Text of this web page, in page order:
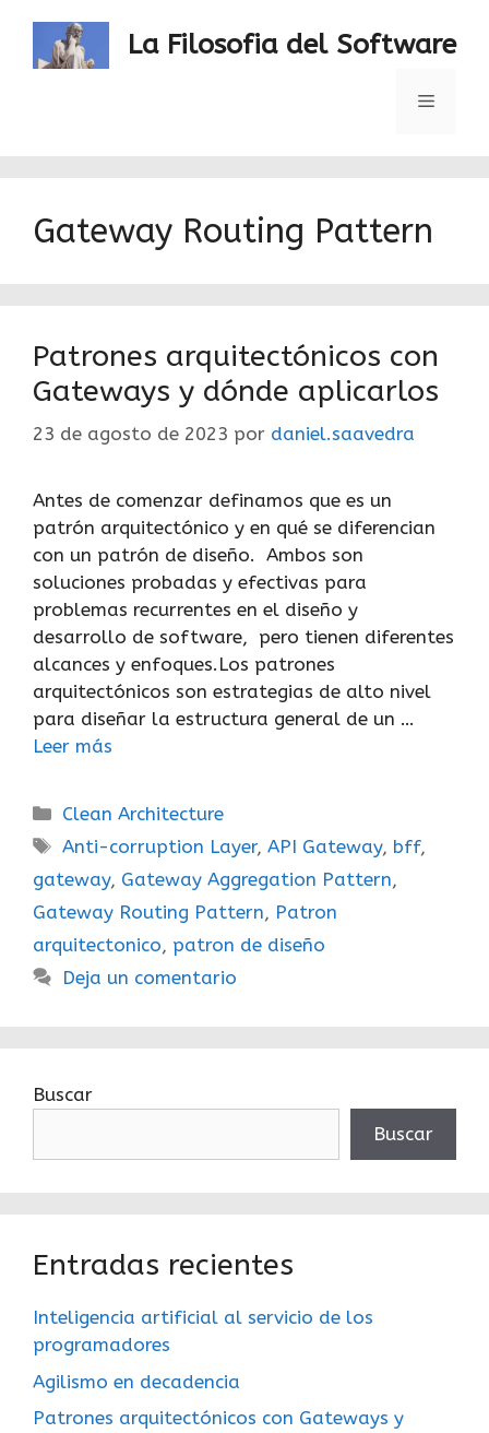
contenido
La Filosofia del Software
Menú
Gateway Routing Pattern
Patrones arquitectónicos con
Gateways y dónde aplicarlos
23 de agosto de 2023 por daniel.saavedra
Antes de comenzar definamos que es un
patrón arquitectónico y en qué se diferencian
con un patrón de diseño. Ambos son
soluciones probadas y efectivas para
problemas recurrentes en el diseño y
desarrollo de software, pero tienen diferentes
alcances y enfoques.Los patrones
arquitectónicos son estrategias de alto nivel
para diseñar la estructura general de un …
Leer más
Categorías
Clean Architecture
Etiquetas
Anti-corruption Layer,API Gateway, bff,
gateway, Gateway Aggregation Pattern,
Gateway Routing Pattern, Patron
arquitectonico, patron de diseño
Deja un comentario
Buscar
Buscar
Entradas recientes
Inteligencia artificial al servicio de los
programadores
Agilismo en decadencia
Patrones arquitectónicos con Gateways y